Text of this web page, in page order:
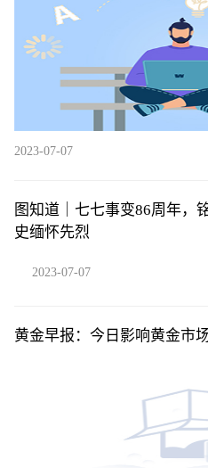
2023-07-07
图知道｜七七事变86周年，
史缅怀先烈
2023-07-07
黄金早报：今日影响黄金市